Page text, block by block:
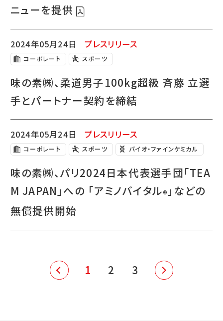
ニューを提供
2024年05月24日 プレスリリース
コーポレート スポーツ
味の素㈱、柔道男子100kg超級 斉藤 立選
手とパートナー契約を締結
2024年05月24日 プレスリリース
コーポレート スポーツ バイオ・ファインケミカル
味の素㈱、パリ2024日本代表選手団「TEA
M JAPAN」への 「アミノバイタル®」などの
無償提供開始
1 2 3